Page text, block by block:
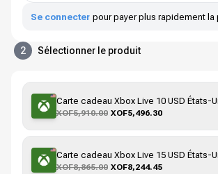
Se connecter pour payer plus rapidement la
2 Sélectionner le produit
Carte cadeau Xbox Live 10 USD États-
XOF5,910.00 XOF5,496.30
Carte cadeau Xbox Live 15 USD États-
XOF8,865.00 XOF8,244.45